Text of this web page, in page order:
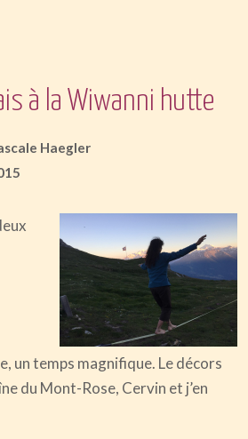
à la Wiwanni hutte
Haegler
un temps magnifique. Le décors
du Mont-Rose, Cervin et j’en